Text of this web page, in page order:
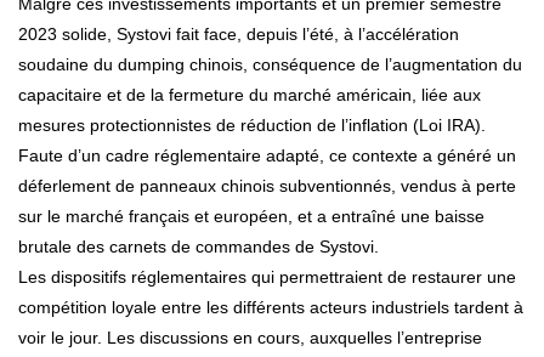
Malgré ces investissements importants et un premier semestre
2023 solide, Systovi fait face, depuis l’été, à l’accélération
soudaine du dumping chinois, conséquence de l’augmentation du
capacitaire et de la fermeture du marché américain, liée aux
mesures protectionnistes de réduction de l’inflation (Loi IRA).
Faute d’un cadre réglementaire adapté, ce contexte a généré un
déferlement de panneaux chinois subventionnés, vendus à perte
sur le marché français et européen, et a entraîné une baisse
brutale des carnets de commandes de Systovi.
Les dispositifs réglementaires qui permettraient de restaurer une
compétition loyale entre les différents acteurs industriels tardent à
voir le jour. Les discussions en cours, auxquelles l’entreprise